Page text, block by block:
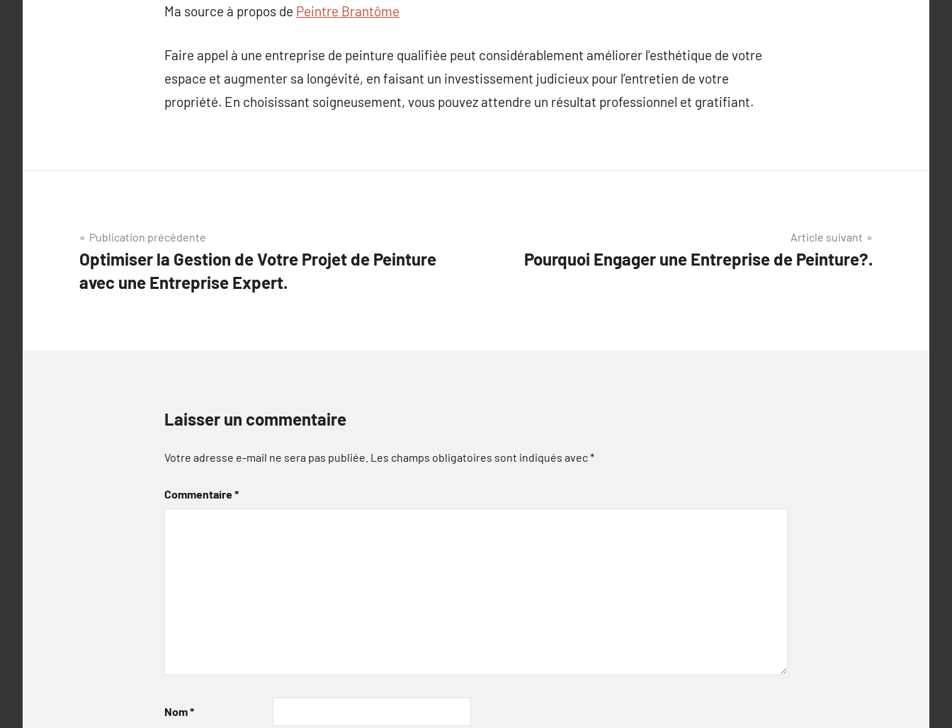
Ma source à propos de Peintre Brantôme
Faire appel à une entreprise de peinture qualifiée peut considérablement améliorer l’esthétique de votre
espace et augmenter sa longévité, en faisant un investissement judicieux pour l’entretien de votre
propriété. En choisissant soigneusement, vous pouvez attendre un résultat professionnel et gratifiant.
Navigation
de
l’article
Publication précédente
Optimiser la Gestion de Votre Projet de Peinture
avec une Entreprise Expert.
Article suivant
Pourquoi Engager une Entreprise de Peinture?.
Laisser un commentaire
Votre adresse e-mail ne sera pas publiée. Les champs obligatoires sont indiqués avec*
Commentaire*
Nom*